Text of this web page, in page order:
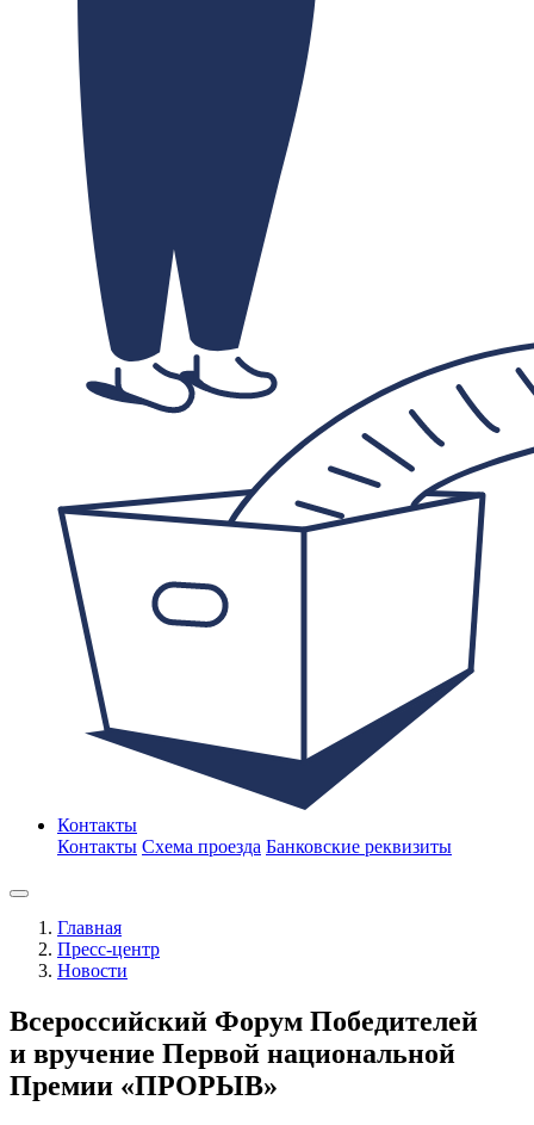
Контакты
Контакты Схема проезда Банковские реквизиты
Главная
Пресс-центр
Новости
Всероссийский Форум Победителей
и вручение Первой национальной
Премии «ПРОРЫВ»